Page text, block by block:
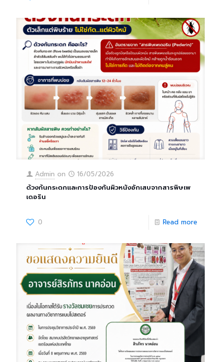
Admin on
16/05/2026
ด้วงก้นกระดกและการป้องกันผิวหนังอักเสบจากสารพิษเพ
เดอริน
0 Read more